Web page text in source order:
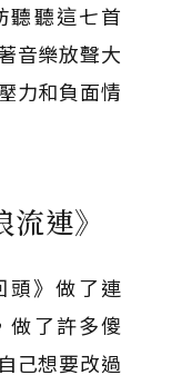
聽聽這七首
音樂放聲大
力和負面情
連》
頭》做了連
做了許多傻
己想要改過